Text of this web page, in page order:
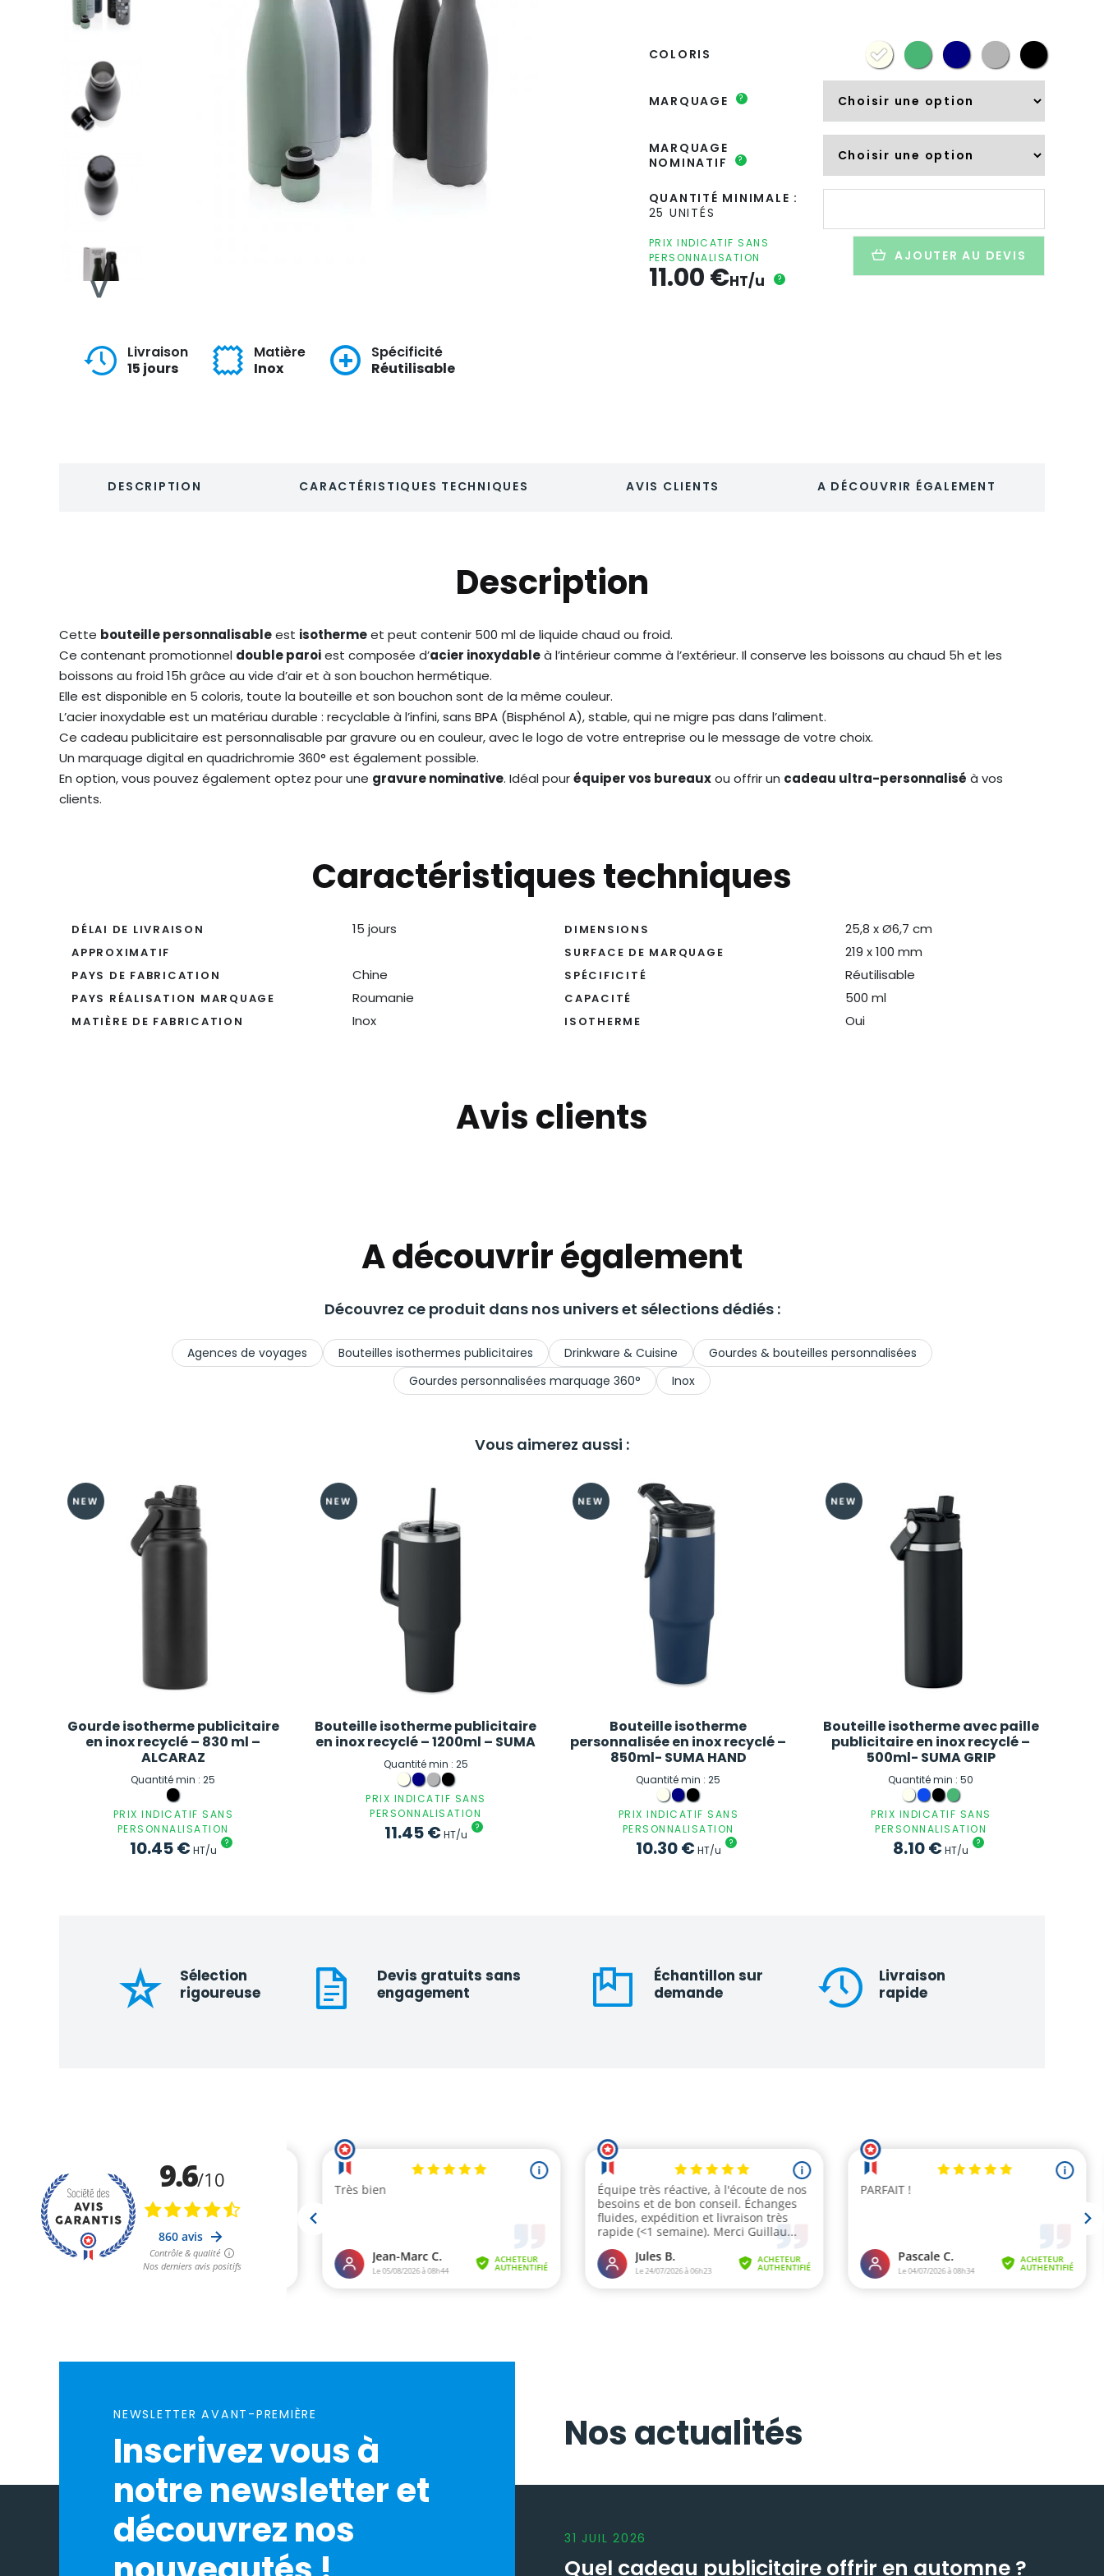
Livraison
15 jours
Matière
Inox
Spécificité
Réutilisable
COLORIS
MARQUAGE ?
MARQUAGE
NOMINATIF
?
QUANTITÉ MINIMALE :
25 UNITÉS
quantité
Bouteille
isotherme
personnalisée
PRIX INDICATIF SANS
PERSONNALISATION
11.00€HT/u ?
AJOUTER AU DEVIS
DESCRIPTION CARACTÉRISTIQUES TECHNIQUES AVIS CLIENTS A DÉCOUVRIR ÉGALEMENT
Description
Cette bouteille personnalisableest isothermeet peut contenir 500 ml de liquide chaud ou froid.
Ce contenant promotionnel double paroiest composée d’acier inoxydableà l’intérieur comme à l’extérieur. Il conserve les boissons au chaud 5h et les
boissons au froid 15h grâce au vide d’air et à son bouchon hermétique.
Elle est disponible en 5 coloris, toute la bouteille et son bouchon sont de la même couleur.
L’acier inoxydable est un matériau durable : recyclable à l’infini, sans BPA (Bisphénol A), stable, qui ne migre pas dans l’aliment.
Ce cadeau publicitaire est personnalisable par gravure ou en couleur, avec le logo de votre entreprise ou le message de votre choix.
Un marquage digital en quadrichromie 360° est également possible.
En option, vous pouvez également optez pour une gravure nominative. Idéal pouréquiper vos bureauxou offrir un cadeau ultra-personnalisé à vos
clients.
Caractéristiques techniques
DÉLAI DE LIVRAISON
APPROXIMATIF
15 jours
PAYS DE FABRICATION Chine
PAYS RÉALISATION MARQUAGE Roumanie
MATIÈRE DE FABRICATION Inox
DIMENSIONS 25,8 x Ø6,7 cm
SURFACE DE MARQUAGE 219 x 100 mm
SPÉCIFICITÉ Réutilisable
CAPACITÉ 500 ml
ISOTHERME Oui
Avis clients
A découvrir également
Découvrez ce produit dans nos univers et sélections dédiés :
Agences de voyages Bouteilles isothermes publicitaires Drinkware & Cuisine
Gourdes & bouteilles personnalisées
Gourdes personnalisées marquage 360°
Inox
Vous aimerez aussi :
Gourde isotherme publicitaire
en inox recyclé – 830 ml –
ALCARAZ
Quantité min : 25
PRIX INDICATIF SANS
PERSONNALISATION
10.45€HT/u
?
Bouteille isotherme publicitaire
en inox recyclé – 1200ml – SUMA
Quantité min : 25
PRIX INDICATIF SANS
PERSONNALISATION
11.45€HT/u
?
Bouteille isotherme
personnalisée en inox recyclé –
850ml- SUMA HAND
Quantité min : 25
PRIX INDICATIF SANS
PERSONNALISATION
10.30€HT/u
?
Bouteille isotherme avec paille
publicitaire en inox recyclé –
500ml- SUMA GRIP
Quantité min : 50
PRIX INDICATIF SANS
PERSONNALISATION
8.10€HT/u
?
Sélection
rigoureuse
Devis gratuits sans
engagement
Échantillon sur
demande
Livraison
rapide
NEWSLETTER AVANT-PREMIÈRE
Inscrivez vous à
notre newsletter et
découvrez nos
Nos actualités
31 JUIL 2026
Quel cadeau publicitaire offrir en automne ?